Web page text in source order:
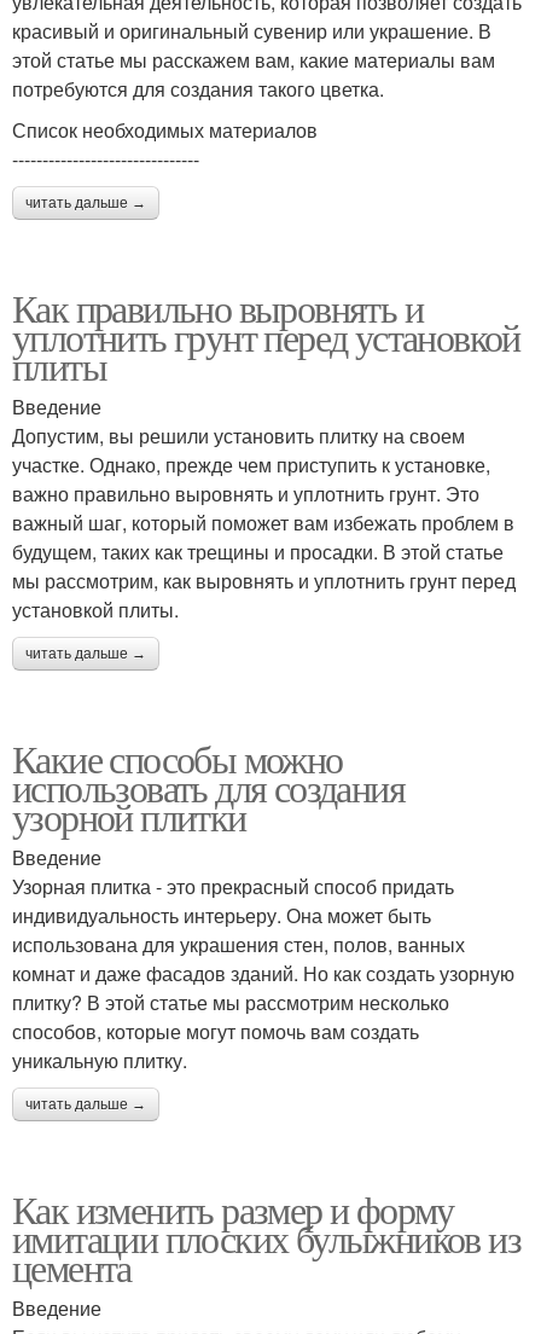
красивый и оригинальный сувенир или украшение. В
этой статье мы расскажем вам, какие материалы вам
потребуются для создания такого цветка.
Список необходимых материалов
-------------------------------
читать дальше →
Как правильно выровнять и
уплотнить грунт перед установкой
плиты
Введение
Допустим, вы решили установить плитку на своем
участке. Однако, прежде чем приступить к установке,
важно правильно выровнять и уплотнить грунт. Это
важный шаг, который поможет вам избежать проблем в
будущем, таких как трещины и просадки. В этой статье
мы рассмотрим, как выровнять и уплотнить грунт перед
установкой плиты.
читать дальше →
Какие способы можно
использовать для создания
узорной плитки
Введение
Узорная плитка - это прекрасный способ придать
индивидуальность интерьеру. Она может быть
использована для украшения стен, полов, ванных
комнат и даже фасадов зданий. Но как создать узорную
плитку? В этой статье мы рассмотрим несколько
способов, которые могут помочь вам создать
уникальную плитку.
читать дальше →
Как изменить размер и форму
имитации плоских булыжников из
цемента
Введение